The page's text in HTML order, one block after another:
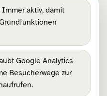
Immer aktiv, damit
Google Analytics
Besucherwege zur